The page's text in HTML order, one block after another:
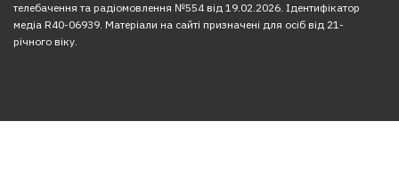
телебачення та радіомовлення №554 від 19.02.2026. Ідентифікатор
медіа R40-06939. Матеріали на сайті призначені для осіб від 21-
річного віку.